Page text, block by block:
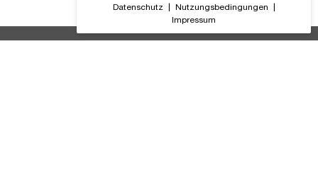
Datenschutz | Nutzungsbedingungen |
Impressum